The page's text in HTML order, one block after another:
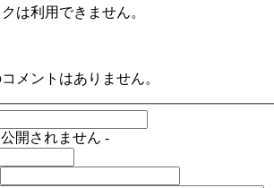
は利用できません。
メントはありません。
開されません -